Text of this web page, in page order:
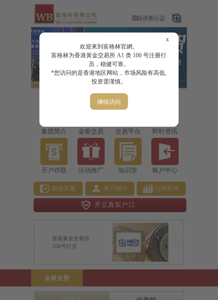
x
欢迎來到富格林官網。
富格林为香港黃金交易所 A1 类 100 号注册行
员，稳健可靠。
*您访问的是香港地区网站，市场风险有高低,
投资需谨慎。
继续访问
集团简介 金银交易 交易平台 即时资讯
开户存取 活动推广 知识堂 账户中心
联络客服 客户顾问 行情咨询
开立真实户口
香港黄金交易所
100号行员
金银走势